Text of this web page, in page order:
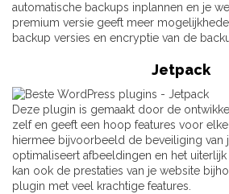
automatische backups inplannen en je
premium versie geeft meer
backup versies en encryptie van de
Jetpack
Deze plugin is gemaakt door de
zelf en geeft een hoop features voor
hiermee bijvoorbeeld de beveiliging van
optimaliseert afbeeldingen en het
kan ook de prestaties van je website
plugin met veel krachtige features.